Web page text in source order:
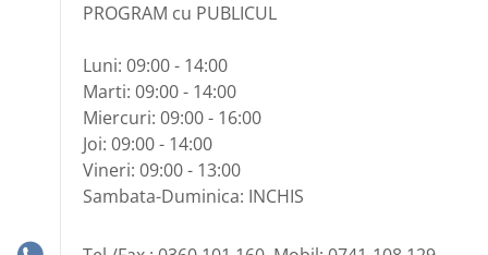
PROGRAM cu PUBLICUL
Luni: 09:00 - 14:00
Marti: 09:00 - 14:00
Miercuri: 09:00 - 16:00
Joi: 09:00 - 14:00
Vineri: 09:00 - 13:00
Sambata-Duminica: INCHIS